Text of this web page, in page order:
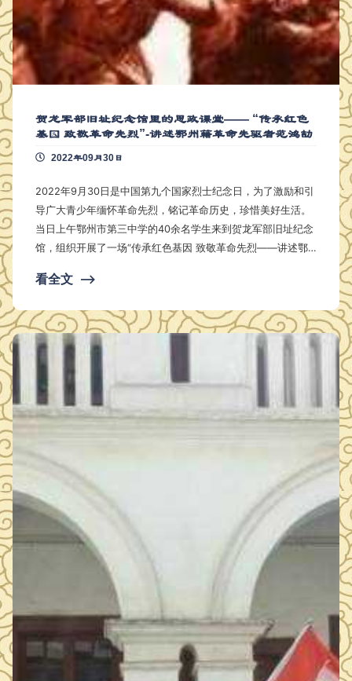
贺龙军部旧址纪念馆里的思政课堂—— “传承红色
基因 致敬革命先烈”-讲述鄂州籍革命先驱者范鸿劼
2022年09月30日
2022年9月30日是中国第九个国家烈士纪念日，为了激励和引
导广大青少年缅怀革命先烈，铭记革命历史，珍惜美好生活。
当日上午鄂州市第三中学的40余名学生来到贺龙军部旧址纪念
馆，组织开展了一场“传承红色基因 致敬革命先烈——讲述鄂
月28日下午，在西交民巷京师看守所内，20余名“囚犯”戴着手
，为首的是中国共产党的主要创始人之一李大钊，紧随其后的
一位长相清瘦却目光坚定的年轻人…
看全文 ⟶